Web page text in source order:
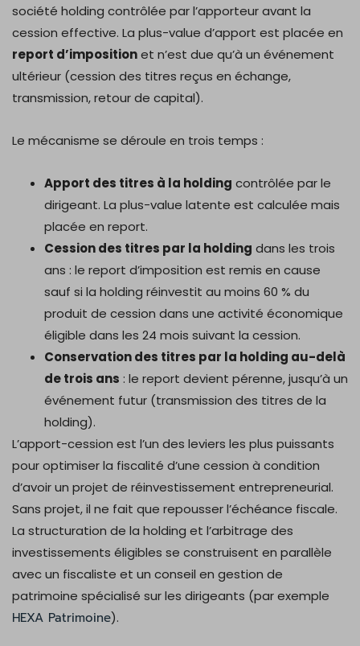
société holding contrôlée par l’apporteur avant la
cession effective. La plus-value d’apport est placée en
report d’impositionet n’est due qu’à un événement
ultérieur (cession des titres reçus en échange,
transmission, retour de capital).
Le mécanisme se déroule en trois temps :
Apport des titres à la holding contrôlée par le
dirigeant. La plus-value latente est calculée mais
placée en report.
Cession des titres par la holding dans les trois
ans : le report d’imposition est remis en cause
sauf si la holding réinvestit au moins 60 % du
produit de cession dans une activité économique
éligible dans les 24 mois suivant la cession.
Conservation des titres par la holding au-delà
de trois ans : le report devient pérenne, jusqu’à un
événement futur (transmission des titres de la
holding).
L’apport-cession est l’un des leviers les plus puissants
pour optimiser la fiscalité d’une cession à condition
d’avoir un projet de réinvestissement entrepreneurial.
Sans projet, il ne fait que repousser l’échéance fiscale.
La structuration de la holding et l’arbitrage des
investissements éligibles se construisent en parallèle
avec un fiscaliste et un conseil en gestion de
patrimoine spécialisé sur les dirigeants (par exemple
HEXA Patrimoine).